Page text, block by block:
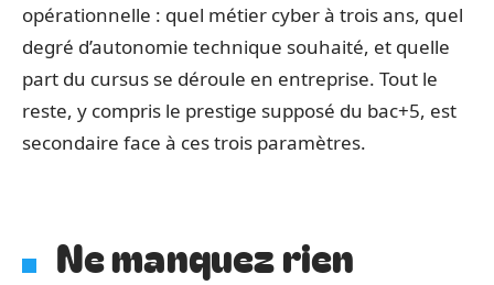
opérationnelle : quel métier cyber à trois ans, quel
degré d’autonomie technique souhaité, et quelle
part du cursus se déroule en entreprise. Tout le
reste, y compris le prestige supposé du bac+5, est
secondaire face à ces trois paramètres.
Ne manquez rien